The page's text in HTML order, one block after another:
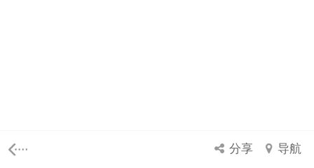
导航
分享